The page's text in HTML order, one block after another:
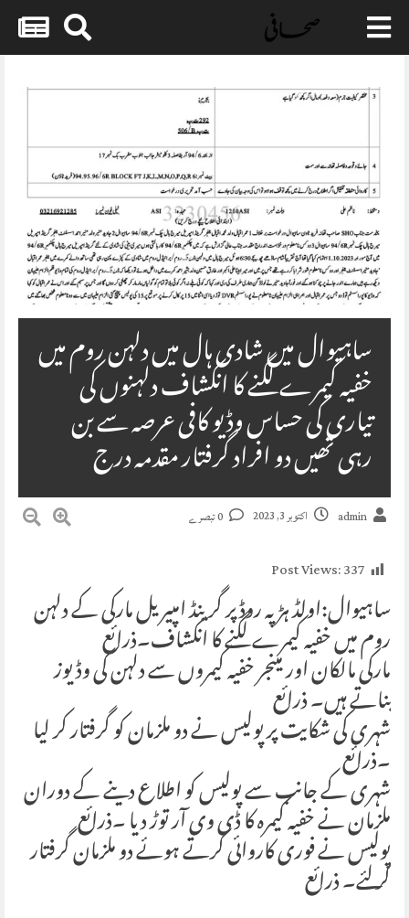
Skip
content
ساہیوال میں شادی ہال میں دلہن روم میں
خفیہ کیمرے لگنے کا انکشاف دلہنوں کی
تیاری کی حساس وڈیو کافی عرصہ سے بن
رہی تھیں دو افراد گرفتار مقدمہ درج
admin اکتوبر 3, 2023
Post Views:337
ساہیوال:اولڈ ہڑپہ روڈ پر گرینڈ امپیریل مارکی کے دلہن
روم میں خفیہ کیمرے لگنے کا انکشاف۔ذرائع
مارکی مالکان اور مینجر خفیہ کیمروں سے دلہن کی وڈیوز
بناتے ہیں۔ ذرائع
شہری کی شکایت پر پولیس نے دو ملزمان کو گرفتار کر لیا
۔ذرائع
شہری کے جانب سے پولیس کو اطلاع دینے کے دوران
ملزمان نے خفیہ کیمرہ کا ڈی وی آر توڑ دیا ۔ذرائع
پولیس نے فوری کاروائی کرتے ہوئے دو ملزمان گرفتار
کر لئے۔ ذرائع